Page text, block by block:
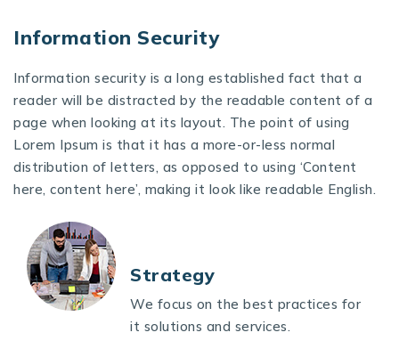
Information Security
Information security is a long established fact that a
reader will be distracted by the readable content of a
page when looking at its layout. The point of using
Lorem Ipsum is that it has a more-or-less normal
distribution of letters, as opposed to using ‘Content
here, content here’, making it look like readable English.
Strategy
We focus on the best practices for
it solutions and services.